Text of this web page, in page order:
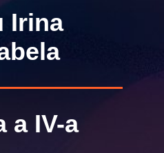
Irina
a IV-a